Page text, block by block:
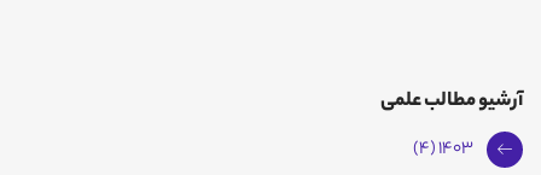
آرشیو مطالب علمی
1403 (4)